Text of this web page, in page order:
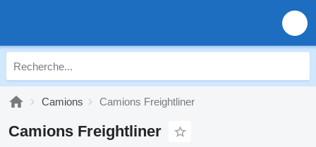
Camions Camions Freightliner
Camions Freightliner